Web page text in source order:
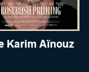
Karim Aïnouz